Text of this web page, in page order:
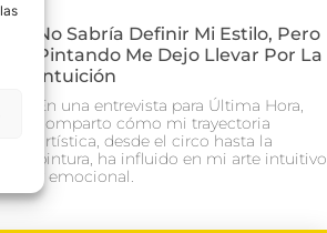
No Sabría Definir Mi Estilo, Pero
Pintando Me Dejo Llevar Por La
Intuición
En una entrevista para Última Hora,
comparto cómo mi trayectoria
artística, desde el circo hasta la
pintura, ha influido en mi arte intuitivo
y emocional.